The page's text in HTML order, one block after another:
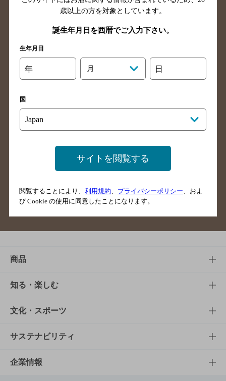
山口県のバー検索
鳥取県のバー検索
香川県のバー検索
愛媛県のバー検索
高知県のバー検索
長崎県のバー検索
佐賀県のバー検索
大分県のバー検索
熊本県のバー検索
商品
商品TOP
商品一覧
商品発売情報
栄養成分一覧
知る・楽しむ
知る・楽しむTOP
キャンペーン
工場見学
文化・スポーツ
文化・スポーツTOP
サントリーホール
サステナビリティ
サステナビリティTOP
企業情報
歳以上の方を対象としています。
誕生年月日を西暦でご入力下さい。
生年月日
年 月 日
国
サイトを閲覧する
閲覧することにより、 利用規約、 プライバシーポリシー、およ
び Cookie の使用に同意したことになります。